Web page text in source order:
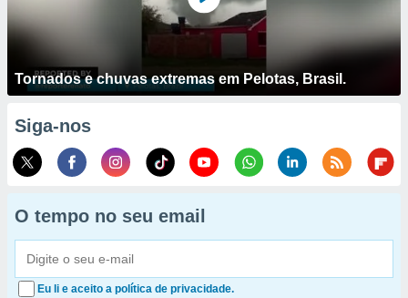
Tornados e chuvas extremas em Pelotas, Brasil.
Siga-nos
O tempo no seu email
Eu li e aceito a política de privacidade.